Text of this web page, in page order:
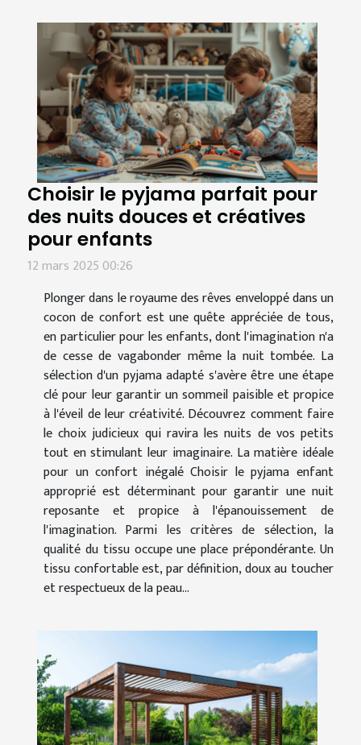
Choisir le pyjama parfait pour
des nuits douces et créatives
pour enfants
12 mars 2025 00:26
Plonger dans le royaume des rêves enveloppé dans un
cocon de confort est une quête appréciée de tous,
en particulier pour les enfants, dont l'imagination n'a
de cesse de vagabonder même la nuit tombée. La
sélection d'un pyjama adapté s'avère être une étape
clé pour leur garantir un sommeil paisible et propice
à l'éveil de leur créativité. Découvrez comment faire
le choix judicieux qui ravira les nuits de vos petits
tout en stimulant leur imaginaire. La matière idéale
pour un confort inégalé Choisir le pyjama enfant
approprié est déterminant pour garantir une nuit
reposante et propice à l'épanouissement de
l'imagination. Parmi les critères de sélection, la
qualité du tissu occupe une place prépondérante. Un
tissu confortable est, par définition, doux au toucher
et respectueux de la peau...